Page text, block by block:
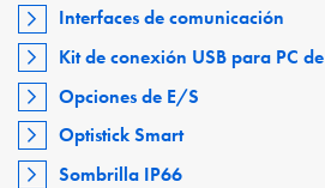
Interfaces de comunicación
Kit de conexión USB para PC de
Opciones de E/S
Optistick Smart
Sombrilla IP66